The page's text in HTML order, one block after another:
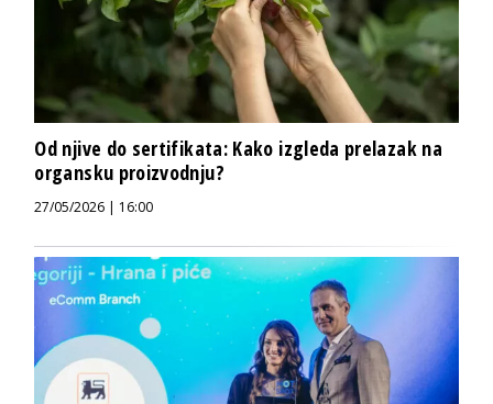
Od njive do sertifikata: Kako izgleda prelazak na
organsku proizvodnju?
27/05/2026 | 16:00